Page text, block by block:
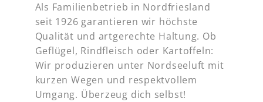
Als Familienbetrieb in Nordfriesland
seit 1926 garantieren wir höchste
Qualität und artgerechte Haltung. Ob
Geflügel, Rindfleisch oder Kartoffeln:
Wir produzieren unter Nordseeluft mit
kurzen Wegen und respektvollem
Umgang. Überzeug dich selbst!